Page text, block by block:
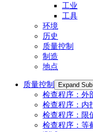
工业
工具
环境
历史
质量控制
制造
地点
质量控制 Expand
检查程序：外
检查程序：内
检查程序：限
检查程序：等